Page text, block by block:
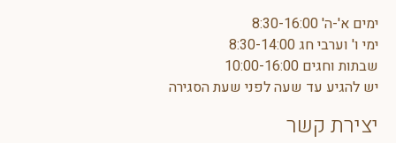
ימים א'-ה' 8:30-16:00
ימי ו' וערבי חג 8:30-14:00
שבתות וחגים 10:00-16:00
יש להגיע עד שעה לפני שעת הסגירה
יצירת קשר